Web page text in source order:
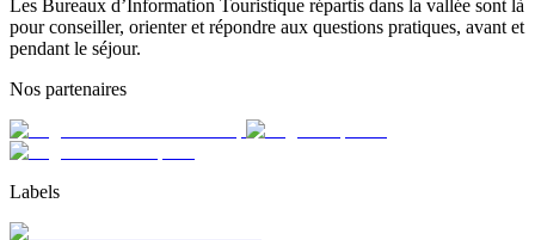
Les Bureaux d’Information Touristique répartis dans la vallée sont là
pour conseiller, orienter et répondre aux questions pratiques, avant et
pendant le séjour.
Nos partenaires
Labels